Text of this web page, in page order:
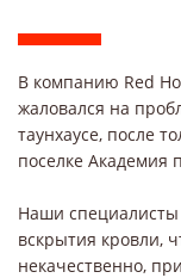
В компанию Red
жаловался на
таунхаусе, после
поселке Академия
Наши
вскрытия кровли,
некачественно,